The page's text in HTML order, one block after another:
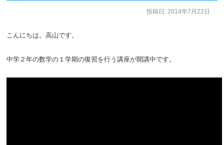
投稿日: 2014年7月22日
こんにちは。高山です。
中学２年の数学の１学期の復習を行う講座が開講中です。